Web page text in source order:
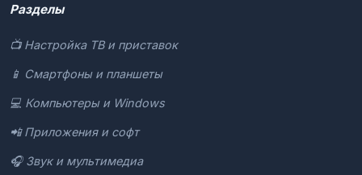
Разделы
📺 Настройка ТВ и приставок
📱 Смартфоны и планшеты
💻 Компьютеры и Windows
📲 Приложения и софт
🎧 Звук и мультимедиа